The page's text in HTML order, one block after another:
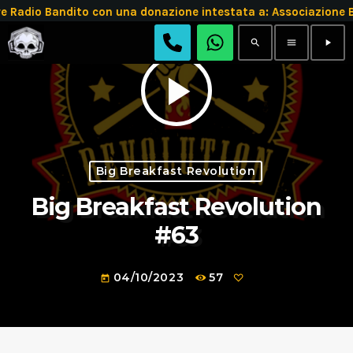
Radio Bandito con una donazione intestata a:
search menu play_arrow
play_arrow
Big Breakfast Revolution
Big Breakfast Revolution
#63
today 04/10/2023 57